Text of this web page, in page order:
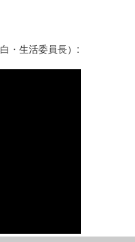
・生活委員長）: